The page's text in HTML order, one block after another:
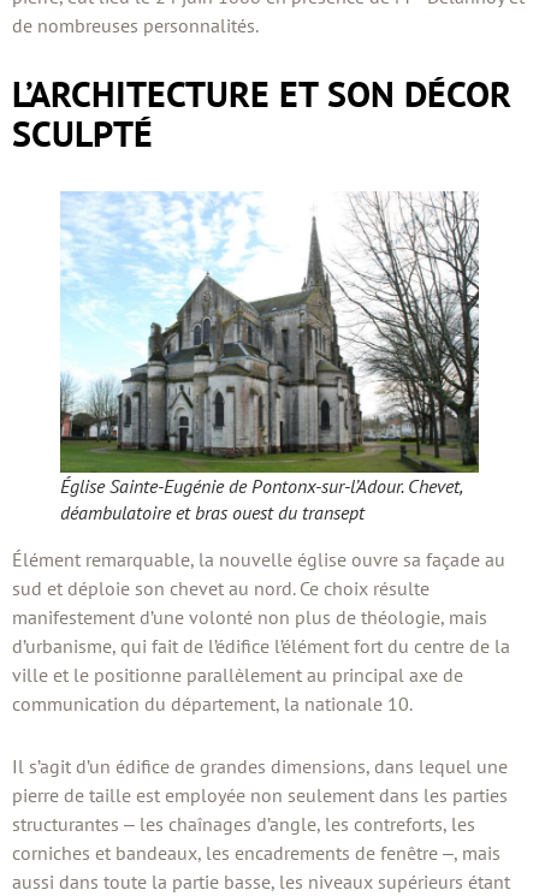
de nombreuses personnalités.
L’ARCHITECTURE ET SON DÉCOR
SCULPTÉ
Église Sainte-Eugénie de Pontonx-sur-l’Adour. Chevet,
déambulatoire et bras ouest du transept
Élément remarquable, la nouvelle église ouvre sa façade au
sud et déploie son chevet au nord. Ce choix résulte
manifestement d’une volonté non plus de théologie, mais
d’urbanisme, qui fait de l’édifice l’élément fort du centre de la
ville et le positionne parallèlement au principal axe de
communication du département, la nationale 10.
Il s’agit d’un édifice de grandes dimensions, dans lequel une
pierre de taille est employée non seulement dans les parties
structurantes ‒ les chaînages d’angle, les contreforts, les
corniches et bandeaux, les encadrements de fenêtre ‒, mais
aussi dans toute la partie basse, les niveaux supérieurs étant